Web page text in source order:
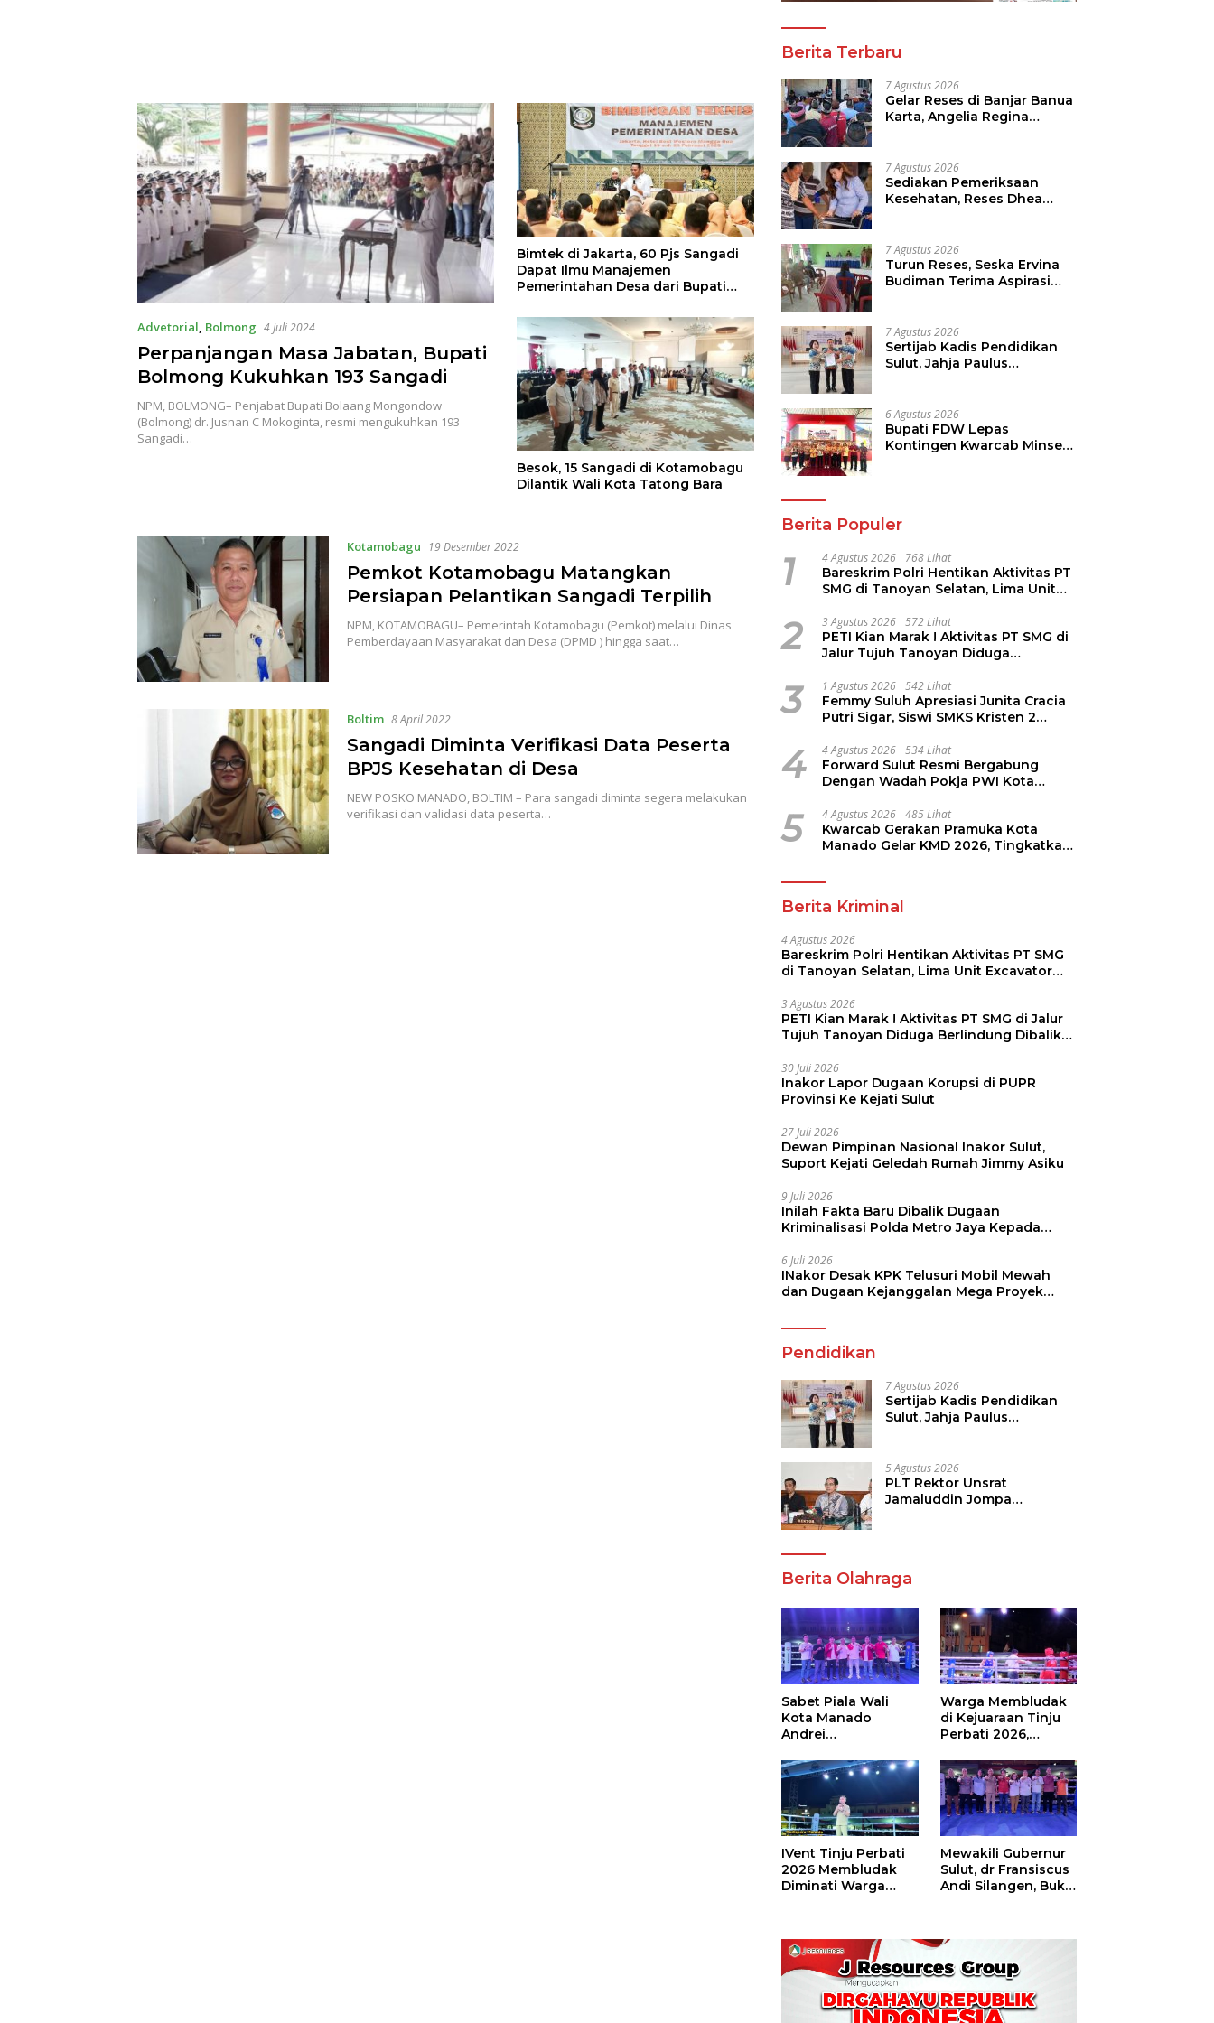
Advetorial, Bolmong 4 Juli 2024
Perpanjangan Masa Jabatan, Bupati
Bolmong Kukuhkan 193 Sangadi
NPM, BOLMONG– Penjabat Bupati Bolaang Mongondow
(Bolmong) dr. Jusnan C Mokoginta, resmi mengukuhkan 193
Sangadi…
Bimtek di Jakarta, 60 Pjs Sangadi
Dapat Ilmu Manajemen
Pemerintahan Desa dari Bupati
Besok, 15 Sangadi di Kotamobagu
Dilantik Wali Kota Tatong Bara
Kotamobagu 19 Desember 2022
Pemkot Kotamobagu Matangkan
Persiapan Pelantikan Sangadi Terpilih
NPM, KOTAMOBAGU– Pemerintah Kotamobagu (Pemkot) melalui Dinas
Pemberdayaan Masyarakat dan Desa (DPMD ) hingga saat…
Boltim 8 April 2022
Sangadi Diminta Verifikasi Data Peserta
BPJS Kesehatan di Desa
NEW POSKO MANADO, BOLTIM – Para sangadi diminta segera melakukan
verifikasi dan validasi data peserta…
Berita Terbaru
7 Agustus 2026
Gelar Reses di Banjar Banua
Karta, Angelia Regina
7 Agustus 2026
Sediakan Pemeriksaan
Kesehatan, Reses Dhea
7 Agustus 2026
Turun Reses, Seska Ervina
Budiman Terima Aspirasi
7 Agustus 2026
Sertijab Kadis Pendidikan
Sulut, Jahja Paulus
Pendidikan
6 Agustus 2026
Bupati FDW Lepas
Kontingen Kwarcab Minsel,
Berita Populer
1 4 Agustus 2026 768 Lihat
Bareskrim Polri Hentikan Aktivitas PT
SMG di Tanoyan Selatan, Lima Unit
2 3 Agustus 2026 572 Lihat
PETI Kian Marak ! Aktivitas PT SMG di
Jalur Tujuh Tanoyan Diduga
3 1 Agustus 2026 542 Lihat
Femmy Suluh Apresiasi Junita Cracia
Putri Sigar, Siswi SMKS Kristen 2
Dikmen Nasional 2026
4 4 Agustus 2026 534 Lihat
Forward Sulut Resmi Bergabung
Dengan Wadah Pokja PWI Kota
5 4 Agustus 2026 485 Lihat
Kwarcab Gerakan Pramuka Kota
Manado Gelar KMD 2026, Tingkatkan
Pramuka
Berita Kriminal
4 Agustus 2026
Bareskrim Polri Hentikan Aktivitas PT SMG
di Tanoyan Selatan, Lima Unit Excavator
3 Agustus 2026
PETI Kian Marak ! Aktivitas PT SMG di Jalur
Tujuh Tanoyan Diduga Berlindung Dibalik
30 Juli 2026
Inakor Lapor Dugaan Korupsi di PUPR
Provinsi Ke Kejati Sulut
27 Juli 2026
Dewan Pimpinan Nasional Inakor Sulut,
Suport Kejati Geledah Rumah Jimmy Asiku
9 Juli 2026
Inilah Fakta Baru Dibalik Dugaan
Kriminalisasi Polda Metro Jaya Kepada
6 Juli 2026
INakor Desak KPK Telusuri Mobil Mewah
dan Dugaan Kejanggalan Mega Proyek
Pendidikan
7 Agustus 2026
Sertijab Kadis Pendidikan
Sulut, Jahja Paulus
Pendidikan
5 Agustus 2026
PLT Rektor Unsrat
Jamaluddin Jompa
Berita Olahraga
Sabet Piala Wali
Kota Manado
Andrei
Boxing Camp Juara
Umum Tinju Perbati
2026
Warga Membludak
di Kejuaraan Tinju
Perbati 2026,
Piala Wali Kota
IVent Tinju Perbati
2026 Membludak
Diminati Warga
Mewakili Gubernur
Sulut, dr Fransiscus
Andi Silangen, Buka
Piala Wali Kota
Manado